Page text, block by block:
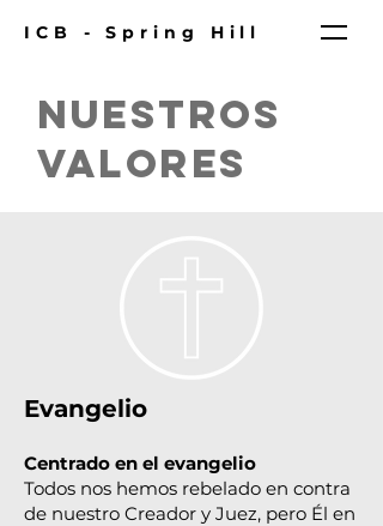
ICB - Spring Hill
Nuestros
Valores
Evangelio
Centrado en el evangelio
Todos nos hemos rebelado en contra
de nuestro Creador y Juez, pero Él en